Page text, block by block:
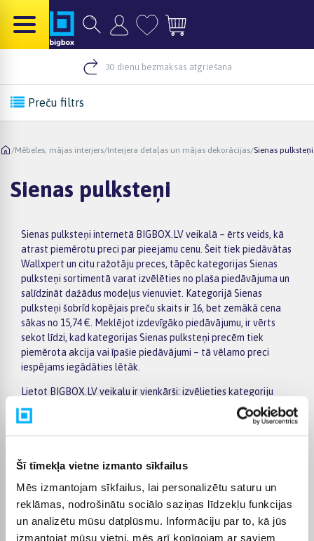
Šī tīmekļa vietne izmanto sīkfailus
Mēs izmantojam sīkfailus, lai personalizētu saturu un
reklāmas, nodrošinātu sociālo saziņas līdzekļu funkcijas
un analizētu mūsu datplūsmu. Informāciju par to, kā jūs
izmantojat mūsu vietni, mēs arī kopīgojam ar saviem
30 dienu bezmaksas atgriešana
Preču filtrs
/Mēbeles, mājas interjers/Interjera detaļas un mājas dekorācijas/Sienas pulksteņi
Sienas pulksteņi
Sienas pulksteņi internetā BIGBOX.LV veikalā – ērts veids, kā
atrast piemērotu preci par pieejamu cenu. Šeit tiek piedāvātas
Wallxpert un citu ražotāju preces, tāpēc kategorijas Sienas
pulksteņi sortimentā varat izvēlēties no plaša piedāvājuma un
salīdzināt dažādus modeļus vienuviet. Kategorijā Sienas
pulksteņi šobrīd kopējais preču skaits ir 16, bet zemākā cena
sākas no 15,74 €. Meklējot izdevīgāko piedāvājumu, ir vērts
sekot līdzi, kad kategorijas Sienas pulksteņi precēm tiek
piemērota akcija vai īpašie piedāvājumi – tā vēlamo preci
iespējams iegādāties lētāk.
Lietot BIGBOX.LV veikalu ir vienkārši: izvēlieties kategoriju
Sienas pulksteņi, izmantojiet kreisajā pusē esošos filtrus pēc
ražotāja, cenas, preču īpašībām vai citiem svarīgiem
lapā ir pieejama svarīgākā informācija, tāpēc varat ātri
nosacījumus. Tas ļauj ērti iepirkties internetā, nesteidzīgi
salīdzinot dažādus kategorijā Sienas pulksteņi pieejamos
piedāvājumus.